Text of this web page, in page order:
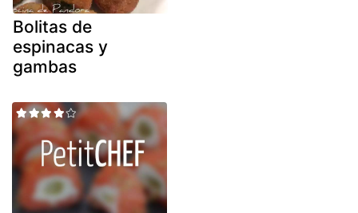
Bolitas de
espinacas y
gambas